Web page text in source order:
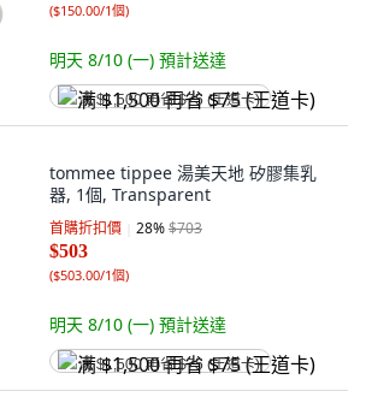
($150.00/1個)
明天 8/10 (一) 預計送達
满 $1,500 再省 $75 (王道卡)
tommee tippee 湯美天地 矽膠集乳
器, 1個, Transparent
首購折扣價 28%$703
$503
($503.00/1個)
明天 8/10 (一) 預計送達
满 $1,500 再省 $75 (王道卡)